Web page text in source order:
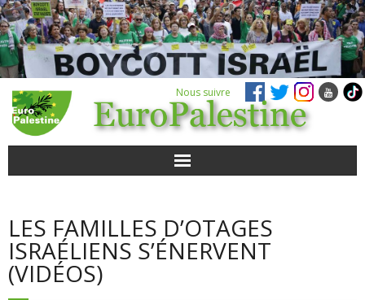
Nous suivre
POUR AGIR
AGENDA
LES FAMILLES D’OTAGES
ISRAÉLIENS S’ÉNERVENT
(VIDÉOS)